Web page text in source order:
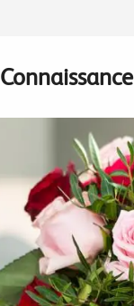
Connaissance